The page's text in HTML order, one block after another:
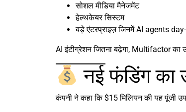
सोशल मीडिया मैनेजमेंट
हेल्थकेयर सिस्टम
बड़े एंटरप्राइज़ जिनमें AI agents
AI इंटीग्रेशन जितना बढ़ेगा, Multifactor का
नई फंडिंग का
कंपनी ने कहा कि $15 मिलियन की यह पूंजी